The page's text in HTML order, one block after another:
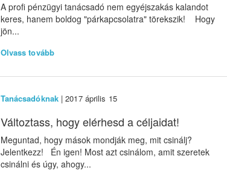
A profi pénzügyi tanácsadó nem egyéjszakás kalandot
keres, hanem boldog "párkapcsolatra" törekszik! Hogy
jön...
Olvass tovább
Tanácsadóknak| 2017 április 15
Változtass, hogy elérhesd a céljaidat!
Meguntad, hogy mások mondják meg, mit csinálj?
Jelentkezz! Én igen! Most azt csinálom, amit szeretek
csinálni és úgy, ahogy...